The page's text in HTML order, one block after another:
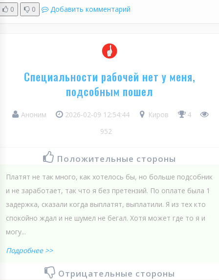
0 0 Добавить комментарий
Специальности рабочей нет у меня,
подсобным пошел
Аноним 2026-02-09 12:54:44 Киров
4
952
Положительные стороны
Платят не так много, как хотелось бы, но больше подсобник
и не заработает, так что я без претензий. По оплате была 1
задержка, сказали когда выплатят, выплатили. Я из тех кто
спокойно ждал и не шумел не бегал. Хотя может где то я и
могу...
Подробнее >>
Отрицательные стороны